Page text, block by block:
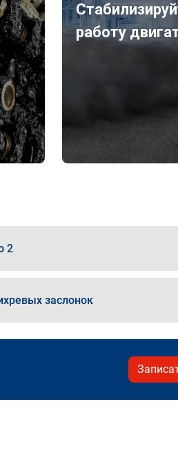
работу
2
заслонок